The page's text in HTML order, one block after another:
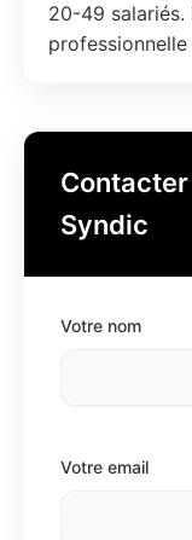
20-49 salariés.
Syndic
Votre nom
Votre email